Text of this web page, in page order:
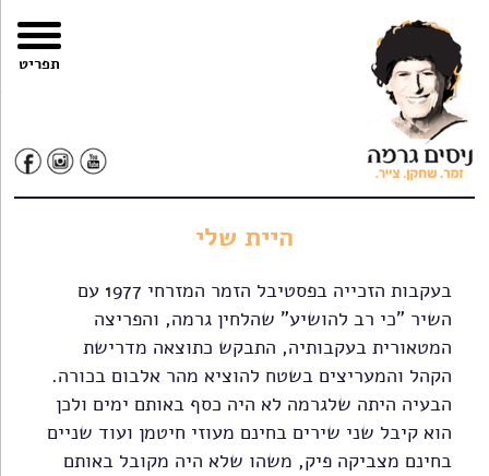
מפת
האתר
הצהרת
נגישות
עבור
לתוכן
צרו
קשר
היית שלי
בעקבות הזכייה בפסטיבל הזמר המזרחי 1977 עם
השיר "כי רב להושיע" שהלחין גרמה, והפריצה
המטאורית בעקבותיה, התבקש כתוצאה מדרישת
הקהל והמעריצים בשטח להוציא מהר אלבום בכורה.
הבעיה היתה שלגרמה לא היה כסף באותם ימים ולכן
הוא קיבל שני שירים בחינם מעוזי חיטמן ועוד שניים
בחינם מצביקה פיק, משהו שלא היה מקובל באותם
תפריט